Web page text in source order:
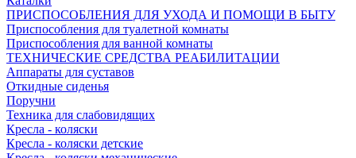
ПРИСПОСОБЛЕНИЯ ДЛЯ УХОДА И ПОМОЩИ В БЫТУ
Приспособления для туалетной комнаты
Приспособления для ванной комнаты
ТЕХНИЧЕСКИЕ СРЕДСТВА РЕАБИЛИТАЦИИ
Аппараты для суставов
Откидные сиденья
Поручни
Техника для слабовидящих
Кресла - коляски
Кресла - коляски детские